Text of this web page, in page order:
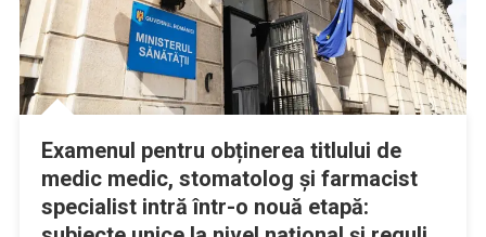
Examenul pentru obținerea titlului de
medic medic, stomatolog și farmacist
specialist intră într-o nouă etapă: